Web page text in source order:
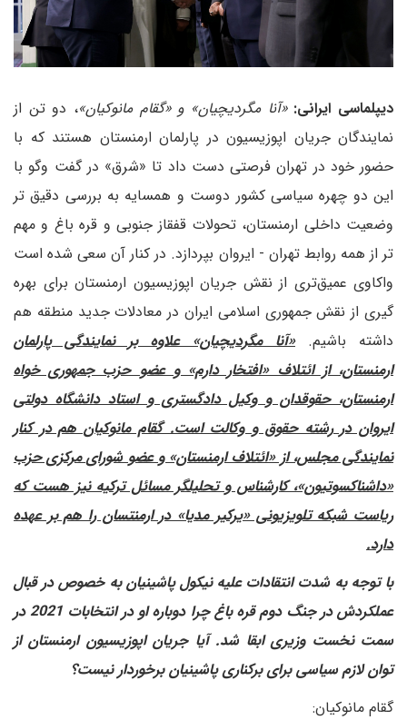
دیپلماسی ایرانی: «آنا مگردیچیان» و «گقام مانوکیان»، دو تن از
نمایندگان جریان اپوزیسیون در پارلمان ارمنستان هستند که با
حضور خود در تهران فرصتی دست داد تا «شرق» در گفت وگو با
این دو چهره سیاسی کشور دوست و همسایه به بررسی دقیق تر
وضعیت داخلی ارمنستان، تحولات قفقاز جنوبی و قره باغ و مهم
تر از همه روابط تهران - ایروان بپردازد. در کنار آن سعی شده است
واکاوی عمیق‌تری از نقش جریان اپوزیسیون ارمنستان برای بهره
گیری از نقش جمهوری اسلامی ایران در معادلات جدید منطقه هم
داشته باشیم.«آنا مگردیچیان» علاوه بر نمایندگی پارلمان
ارمنستان، از ائتلاف «افتخار دارم» و عضو حزب جمهوری خواه
ارمنستان، حقوقدان و وکیل دادگستری و استاد دانشگاه دولتی
ایروان در رشته حقوق و وکالت است. گقام مانوکیان هم در کنار
نمایندگی مجلس، از «ائتلاف ارمنستان» و عضو شورای مرکزی حزب
«داشناکسوتیون»، کارشناس و تحلیلگر مسائل ترکیه نیز هست که
ریاست شبکه تلویزیونی «یرکیر مدیا» در ارمنتسان را هم بر عهده
دارد.
با توجه به شدت انتقادات علیه نیکول پاشینیان به خصوص در قبال
عملکردش در جنگ دوم قره باغ چرا دوباره او در انتخابات 2021 در
سمت نخست وزیری ابقا شد. آیا جریان اپوزیسیون ارمنستان از
توان لازم سیاسی برای برکناری پاشینیان برخوردار نیست؟
گقام مانوکیان: